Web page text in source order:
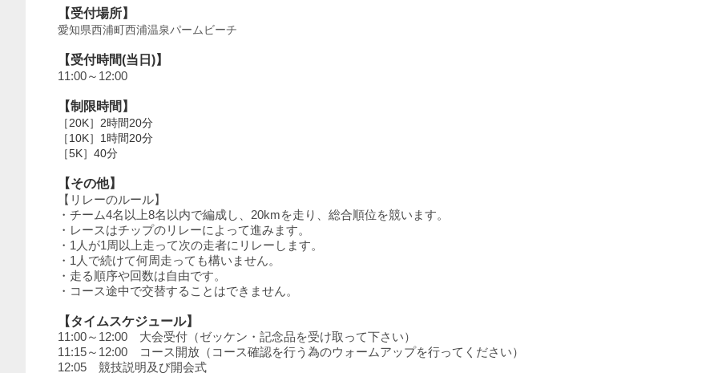
【受付場所】
愛知県西浦町西浦温泉パームビーチ
【受付時間(当日)】
11:00～12:00
【制限時間】
［20K］2時間20分
［10K］1時間20分
［5K］40分
【その他】
【リレーのルール】
・チーム4名以上8名以内で編成し、20kmを走り、総合順位を競います。
・レースはチップのリレーによって進みます。
・1人が1周以上走って次の走者にリレーします。
・1人で続けて何周走っても構いません。
・走る順序や回数は自由です。
・コース途中で交替することはできません。
【タイムスケジュール】
11:00～12:00 大会受付（ゼッケン・記念品を受け取って下さい）
11:15～12:00 コース開放（コース確認を行う為のウォームアップを行ってください）
12:05 競技説明及び開会式